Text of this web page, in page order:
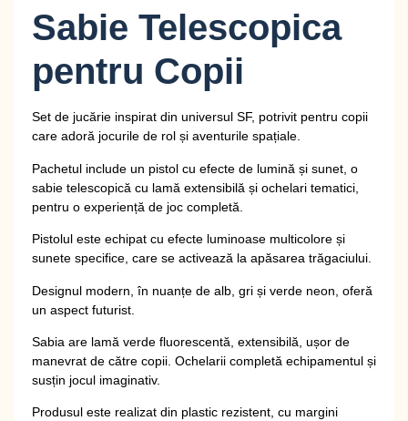
Sabie Telescopica
pentru Copii
Set de jucărie inspirat din universul SF, potrivit pentru copii
care adoră jocurile de rol și aventurile spațiale.
Pachetul include un pistol cu efecte de lumină și sunet, o
sabie telescopică cu lamă extensibilă și ochelari tematici,
pentru o experiență de joc completă.
Pistolul este echipat cu efecte luminoase multicolore și
sunete specifice, care se activează la apăsarea trăgaciului.
Designul modern, în nuanțe de alb, gri și verde neon, oferă
un aspect futurist.
Sabia are lamă verde fluorescentă, extensibilă, ușor de
manevrat de către copii. Ochelarii completă echipamentul și
susțin jocul imaginativ.
Produsul este realizat din plastic rezistent, cu margini